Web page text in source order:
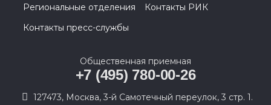
Региональные отделения
Контакты РИК
Контакты пресс-службы
Общественная приемная
+7 (495) 780-00-26
127473, Москва, 3-й Самотечный переулок, 3 стр. 1.